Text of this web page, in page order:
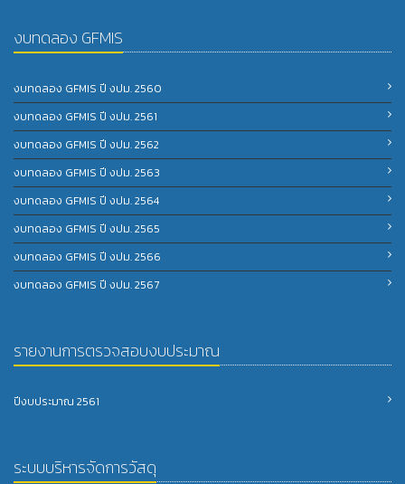
งบทดลอง GFMIS
งบทดลอง GFMIS ปี งปม. 2560
งบทดลอง GFMIS ปี งปม. 2561
งบทดลอง GFMIS ปี งปม. 2562
งบทดลอง GFMIS ปี งปม. 2563
งบทดลอง GFMIS ปี งปม. 2564
งบทดลอง GFMIS ปี งปม. 2565
งบทดลอง GFMIS ปี งปม. 2566
งบทดลอง GFMIS ปี งปม. 2567
รายงานการตรวจสอบงบประมาณ
ปีงบประมาณ 2561
ระบบบริหารจัดการวัสดุ